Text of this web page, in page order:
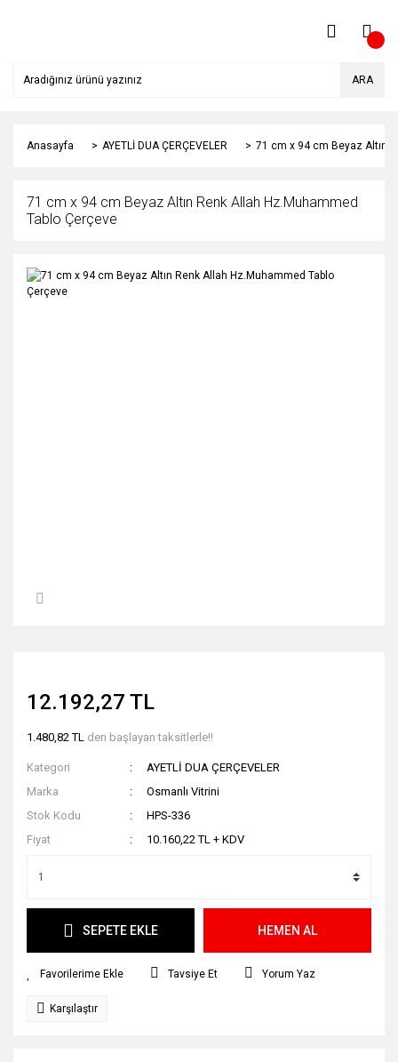
ARA
Anasayfa AYETLİ DUA ÇERÇEVELER 71 cm x 94 cm Beyaz Altın
71 cm x 94 cm Beyaz Altın Renk Allah Hz.Muhammed
Tablo Çerçeve
12.192,27 TL
1.480,82 TL den başlayan taksitlerle!!
Kategori
AYETLİ DUA ÇERÇEVELER
Marka
Osmanlı Vitrini
Stok Kodu
HPS-336
Fiyat
10.160,22 TL + KDV
SEPETE EKLE HEMEN AL
Tavsiye Et Yorum Yaz
Karşılaştır